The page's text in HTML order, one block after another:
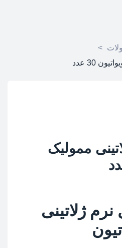
>
30 عدد
ممولیک
ژلاتینی